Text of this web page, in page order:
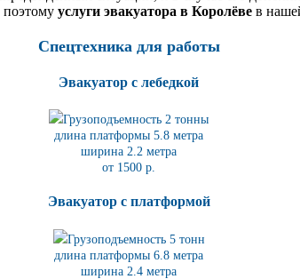
услуги эвакуатора в Королёве в
Спецтехника для работы
Эвакуатор с лебедкой
Грузоподъемность 2 тонны
длина платформы 5.8 метра
ширина 2.2 метра
от 1500 р.
Эвакуатор с платформой
Грузоподъемность 5 тонн
длина платформы 6.8 метра
ширина 2.4 метра